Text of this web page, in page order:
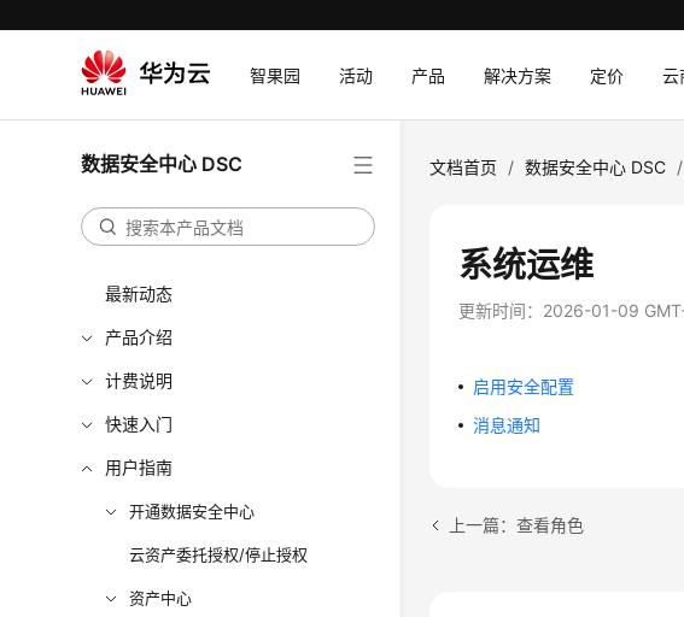
智果园 活动 产品 解决方案 定价 云
数据安全中心 DSC
最新动态
产品介绍
计费说明
快速入门
用户指南
开通数据安全中心
云资产委托授权/停止授权
资产中心
文档首页 / 数据安全中心 DSC /
系统运维
更新时间： 2026-01-09
启用安全配置
消息通知
上一篇：查看角色